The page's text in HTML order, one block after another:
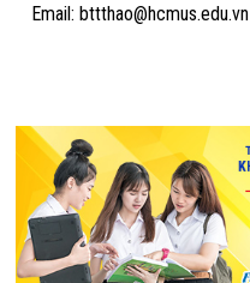
Email: bttthao@hcmus.edu.vn